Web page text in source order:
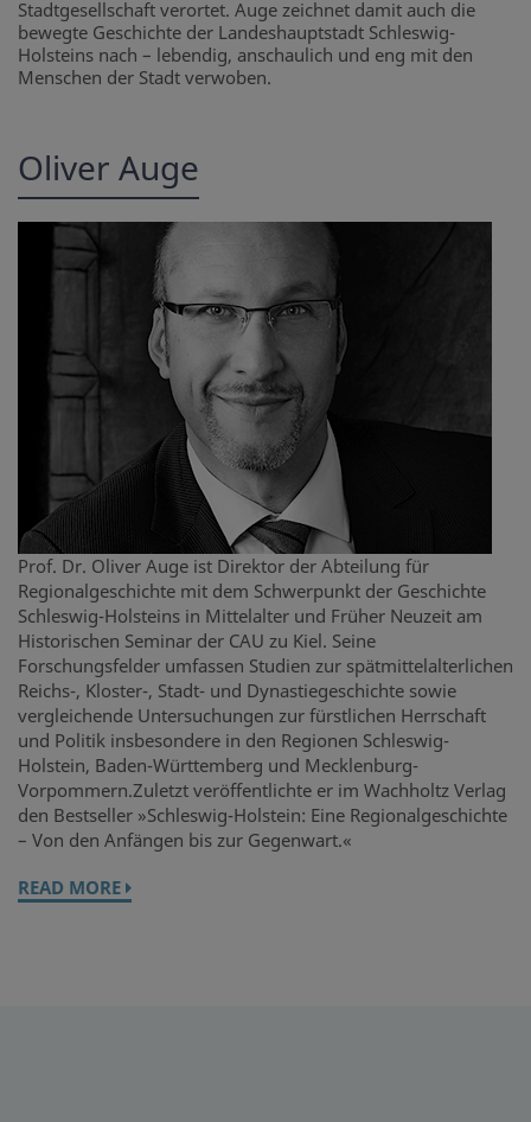
Stadtgesellschaft verortet. Auge zeichnet damit auch die
bewegte Geschichte der Landeshauptstadt Schleswig-
Holsteins nach – lebendig, anschaulich und eng mit den
Menschen der Stadt verwoben.
Oliver Auge
Prof. Dr. Oliver Auge ist Direktor der Abteilung für
Regionalgeschichte mit dem Schwerpunkt der Geschichte
Schleswig-Holsteins in Mittelalter und Früher Neuzeit am
Historischen Seminar der CAU zu Kiel. Seine
Forschungsfelder umfassen Studien zur spätmittelalterlichen
Reichs-, Kloster-, Stadt- und Dynastiegeschichte sowie
vergleichende Untersuchungen zur fürstlichen Herrschaft
und Politik insbesondere in den Regionen Schleswig-
Holstein, Baden-Württemberg und Mecklenburg-
Vorpommern.Zuletzt veröffentlichte er im Wachholtz Verlag
den Bestseller »Schleswig-Holstein: Eine Regionalgeschichte
– Von den Anfängen bis zur Gegenwart.«
READ MORE